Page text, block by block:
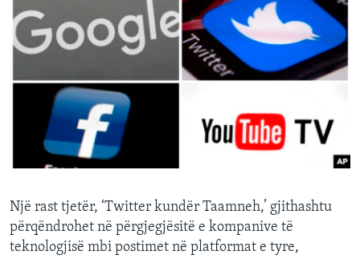
Një rast tjetër, ‘Twitter kundër Taamneh,’ gjithashtu
përqëndrohet në përgjegjësitë e kompanive të
teknologjisë mbi postimet në platformat e tyre,